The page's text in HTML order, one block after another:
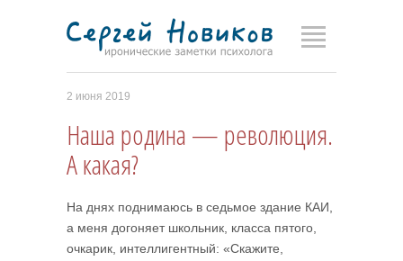
2 июня 2019
Наша родина — революция.
А какая?
На днях поднимаюсь в седьмое здание КАИ,
а меня догоняет школьник, класса пятого,
очкарик, интеллигентный: «Скажите,